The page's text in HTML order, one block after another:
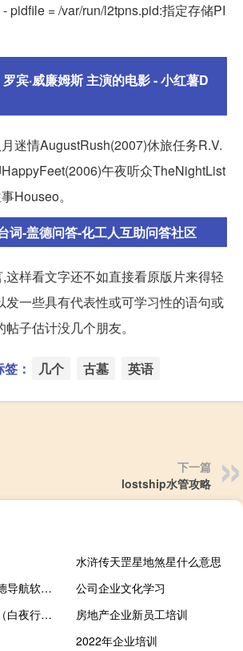
pidfile = /var/run/l2tpns.pid:指定存储PI
罗宾·威廉姆斯 主演的电影 - 小红薯D
迷情AugustRush(2007)休旅任务R.V.
午夜听众TheNightList
Houseo。
词-盖德问答-化工人互助问答社区
这样看文字还不如直接看原版片来得轻
发一些具有代表性或可学习性的语句或
子估计没几个朋友。
： 几个 古墓 英语
下一篇
lostship水管攻略
水浒传天罡星地煞星什么意思
高德g120（g14高德导航软件）
公司企业文化学习
白夜行电影版日版（白夜行日版电影免费）
房地产企业新员工培训
2022年企业培训